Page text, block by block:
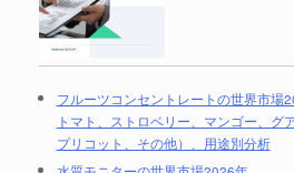
フルーツコンセントレートの世界市場
トマト、ストロベリー、マンゴー、グ
プリコット、その他）、用途別分析